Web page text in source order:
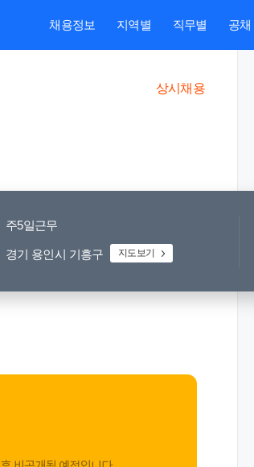
채용정보 지역별 직무별 공채
상시채용
주5일근무
경기 용인시 기흥구 지도보기